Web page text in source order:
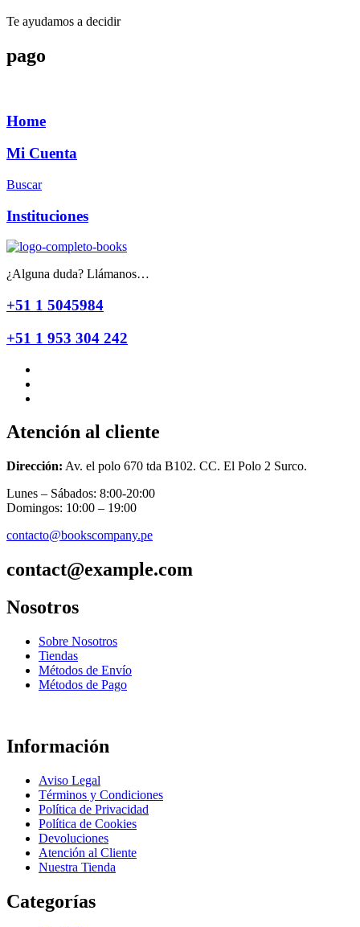
Te ayudamos a decidir
pago
Home
Mi Cuenta
Buscar
Instituciones
¿Alguna duda? Llámanos…
+51 1 5045984
+51 1 953 304 242
Atención al cliente
Dirección: Av. el polo 670 tda B102. CC. El Polo 2 Surco.
Lunes – Sábados: 8:00-20:00
Domingos: 10:00 – 19:00
contacto@bookscompany.pe
contact@example.com
Nosotros
Sobre Nosotros
Tiendas
Métodos de Envío
Métodos de Pago
Información
Aviso Legal
Términos y Condiciones
Política de Privacidad
Política de Cookies
Devoluciones
Atención al Cliente
Nuestra Tienda
Categorías